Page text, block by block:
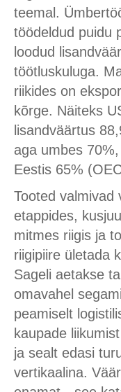
teemal.
töödeldud puidu
loodud
töötluskuluga.
riikides on
kõrge. Näiteks
lisandväärtus
aga umbes
Eestis 65%
Tooted valmivad
etappides,
mitmes riigis ja
riigipiire ületada
Sageli aetakse
omavahel
peamiselt
kaupade
ja sealt edasi
vertikaalina.